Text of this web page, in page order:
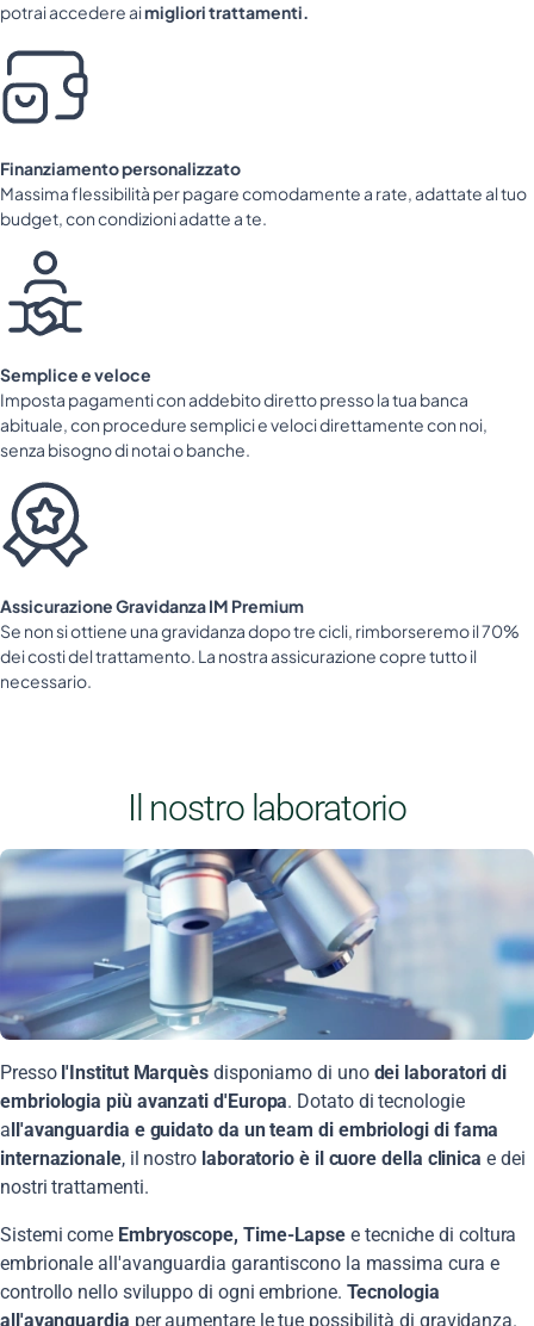
potrai accedere aimigliori trattamenti.
Finanziamento personalizzato
Massima flessibilità per pagare comodamente a rate, adattate al tuo
budget, con condizioni adatte a te.
Semplice e veloce
Imposta pagamenti con addebito diretto presso la tua banca
abituale, con procedure semplici e veloci direttamente con noi,
senza bisogno di notai o banche.
Assicurazione Gravidanza IM Premium
Se non si ottiene una gravidanza dopo tre cicli, rimborseremo il 70%
dei costi del trattamento. La nostra assicurazione copre tutto il
necessario.
Il nostro laboratorio
Presso l'Institut Marquès disponiamo di uno dei laboratori di
embriologia più avanzati d'Europa. Dotato di tecnologie
a ll'avanguardia e guidato da un team di embriologi di fama
internazionale, il nostro laboratorio è il cuore della clinica e dei
nostri trattamenti.
Sistemi come Embryoscope, Time-Lapse e tecniche di coltura
embrionale all'avanguardia garantiscono la massima cura e
controllo nello sviluppo di ogni embrione. Tecnologia
all'avanguardia per aumentare le tue possibilità di gravidanza.